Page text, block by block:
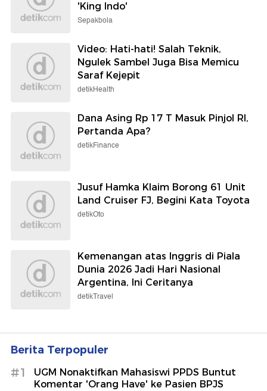
'King Indo'
Sepakbola
Video: Hati-hati! Salah Teknik,
Ngulek Sambel Juga Bisa Memicu
Saraf Kejepit
detikHealth
Dana Asing Rp 17 T Masuk Pinjol RI,
Pertanda Apa?
detikFinance
Jusuf Hamka Klaim Borong 61 Unit
Land Cruiser FJ, Begini Kata Toyota
detikOto
Kemenangan atas Inggris di Piala
Dunia 2026 Jadi Hari Nasional
Argentina, Ini Ceritanya
detikTravel
Berita Terpopuler
#1
UGM Nonaktifkan Mahasiswi PPDS Buntut
Komentar 'Orang Have' ke Pasien BPJS